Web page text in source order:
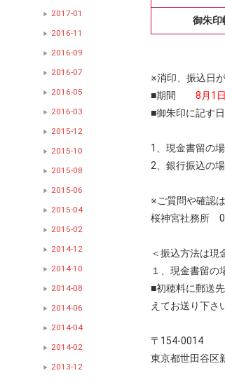
2017-01
2016-11
2016-09
2016-07
2016-05
2016-03
2015-12
2015-10
2015-08
2015-06
2015-04
2015-02
2014-12
2014-10
2014-08
2014-06
2014-04
2014-02
2013-12
御朱印
※消印、振込日
■期間8月1
■御朱印に記す
1、現金書留の
2、銀行振込の
※ご質問や確認
桜神宮社務所
＜振込方法は現
１、現金書留の
■初穂料に郵送
えてお送り下さ
〒154-0014
東京都世田谷区